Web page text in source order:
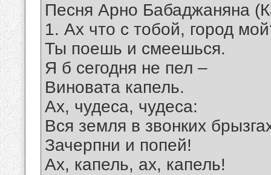
Песня Арно Бабаджаняна
1. Ах что с тобой, город
Ты поешь и смеешься.
Я б сегодня не пел –
Виновата капель.
Ах, чудеса, чудеса:
Вся земля в звонких
Зачерпни и попей!
Ах, капель, ах, капель!